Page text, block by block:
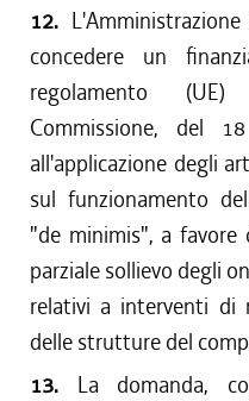
12.
concedere un
regolamento
Commissione, del
all'applicazione degli
sul funzionamento
"de minimis", a favore
parziale sollievo degli
relativi a interventi di
delle strutture del
13. La domanda,